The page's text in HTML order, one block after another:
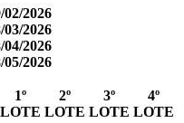
02/2026
03/2026
04/2026
05/2026
1º
LOTE
2º
LOTE
3º
LOTE
4º
LOTE